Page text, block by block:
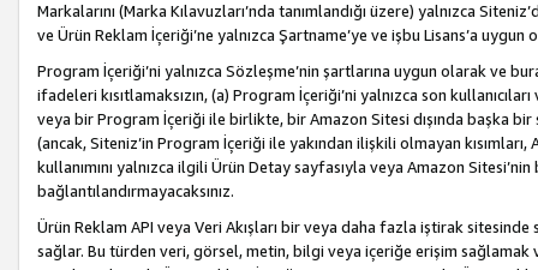
Markalarını (Marka Kılavuzları’nda tanımlandığı üzere) yalnızca
ve Ürün Reklam İçeriği’ne yalnızca Şartname’ye ve işbu Lisans’a
Program İçeriği’ni yalnızca Sözleşme’nin şartlarına uygun olarak ve
ifadeleri kısıtlamaksızın, (a) Program İçeriği’ni yalnızca son
veya bir Program İçeriği ile birlikte, bir Amazon Sitesi dışında başka
(ancak, Siteniz’in Program İçeriği ile yakından ilişkili olmayan
kullanımını yalnızca ilgili Ürün Detay sayfasıyla veya Amazon
bağlantılandırmayacaksınız.
Ürün Reklam API veya Veri Akışları bir veya daha fazla iştirak
sağlar. Bu türden veri, görsel, metin, bilgi veya içeriğe erişim sağlamak